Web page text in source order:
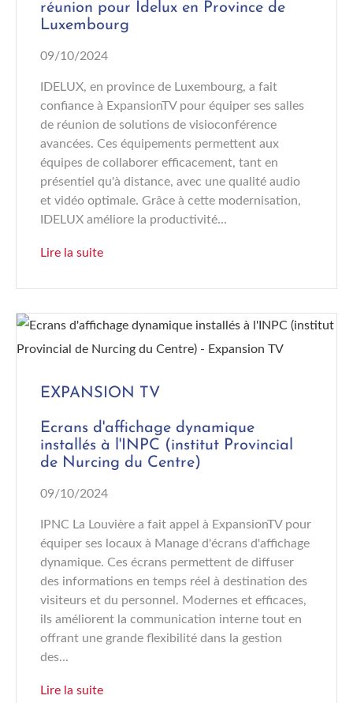
réunion pour Idelux en Province de
Luxembourg
09/10/2024
IDELUX, en province de Luxembourg, a fait
confiance à ExpansionTV pour équiper ses salles
de réunion de solutions de visioconférence
avancées. Ces équipements permettent aux
équipes de collaborer efficacement, tant en
présentiel qu'à distance, avec une qualité audio
et vidéo optimale. Grâce à cette modernisation,
IDELUX améliore la productivité...
Lire la suite
EXPANSION TV
Ecrans d'affichage dynamique
installés à l'INPC (institut Provincial
de Nurcing du Centre)
09/10/2024
IPNC La Louvière a fait appel à ExpansionTV pour
équiper ses locaux à Manage d'écrans d'affichage
dynamique. Ces écrans permettent de diffuser
des informations en temps réel à destination des
visiteurs et du personnel. Modernes et efficaces,
ils améliorent la communication interne tout en
offrant une grande flexibilité dans la gestion
des...
Lire la suite